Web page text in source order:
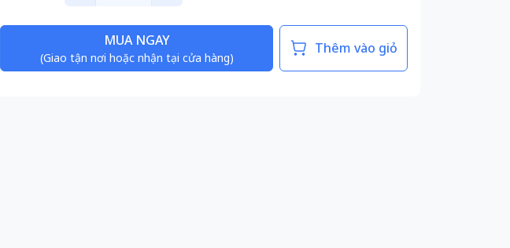
MUA NGAY
(Giao tận nơi hoặc nhận tại cửa hàng)
Thêm vào giỏ